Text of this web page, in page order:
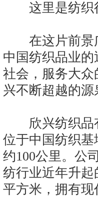
这里是纺织行
在这片前景广
中国纺织品业
社会，服务大
兴不断超越的源
欣兴纺织品有
位于中国纺织
约100公里。公
纺行业近年升起
平方米，拥有现